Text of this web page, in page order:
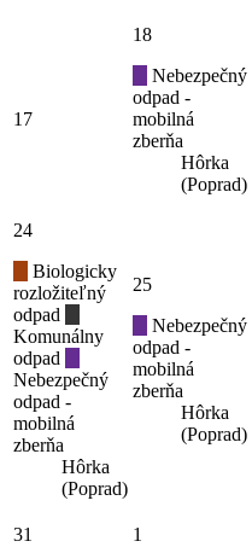
17
18
Nebezpečný
odpad -
mobilná
zberňa
Hôrka
(Poprad)
24
Biologicky
rozložiteľný
odpad
Komunálny
odpad
Nebezpečný
odpad -
mobilná
zberňa
Hôrka
(Poprad)
25
Nebezpečný
odpad -
mobilná
zberňa
Hôrka
(Poprad)
31 1